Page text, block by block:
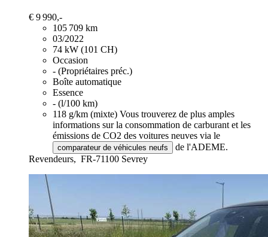
€ 9 990,-
105 709 km
03/2022
74 kW (101 CH)
Occasion
- (Propriétaires préc.)
Boîte automatique
Essence
- (l/100 km)
118 g/km (mixte) Vous trouverez de plus amples
informations sur la consommation de carburant et les
émissions de CO2 des voitures neuves via le
comparateur de véhicules neufs
de l'ADEME.
Revendeurs, FR-71100 Sevrey